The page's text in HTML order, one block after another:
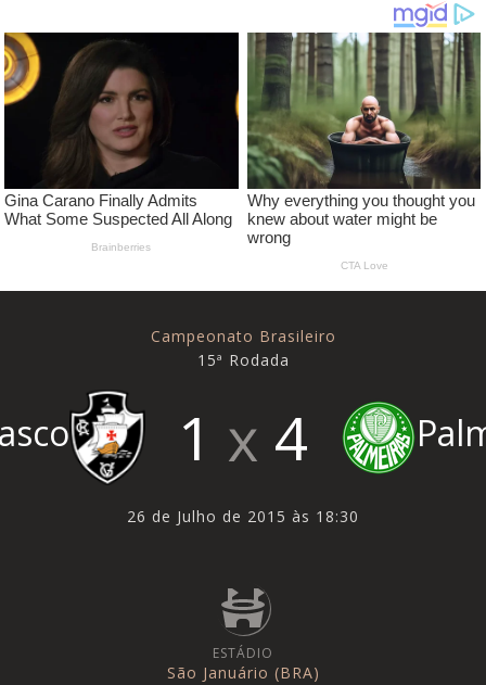
Campeonato Brasileiro
15ª Rodada
1 4
26 de Julho de 2015 às 18:30
ESTÁDIO
São Januário (BRA)